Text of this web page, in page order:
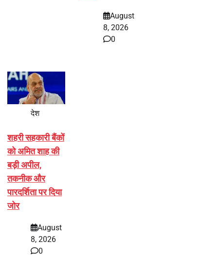
August
8, 2026
0
देश
शहरी सहकारी बैंकों
को अमित शाह की
बड़ी अपील,
तकनीक और
पारदर्शिता पर दिया
जोर
August
8, 2026
0